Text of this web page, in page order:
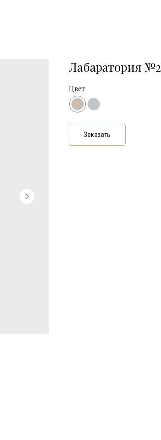
Лабаратория №2
Цвет
Заказать